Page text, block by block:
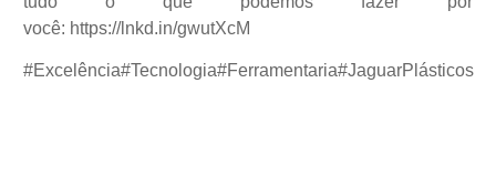
você: https://lnkd.in/gwutXcM
#Excelência#Tecnologia#Ferramentaria#JaguarPlásticos